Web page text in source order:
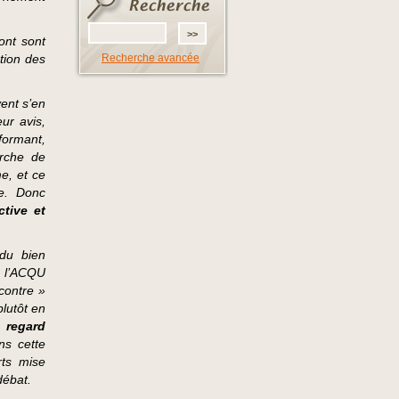
sont
des
s’en
avis,
de
et ce
Donc
et
bien
»
en
regard
cette
mise
Recherche avancée